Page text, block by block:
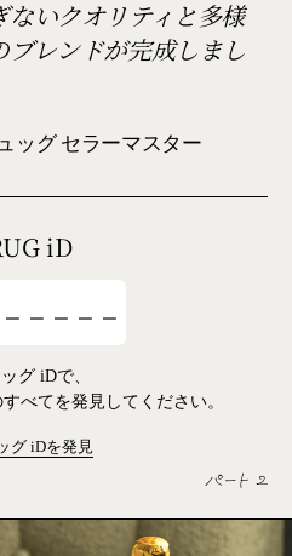
いクオリティと多様
レンドが完成しまし
ッグ セラーマスター
iD
グ iDで、
べてを発見してください。
グ iDを発見
パート 2